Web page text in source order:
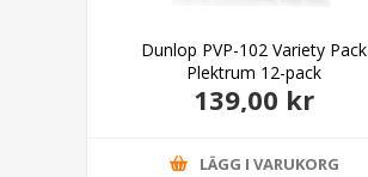
Dunlop PVP-102 Variety Pack
Plektrum 12-pack
139,00 kr
LÄGG I VARUKORG